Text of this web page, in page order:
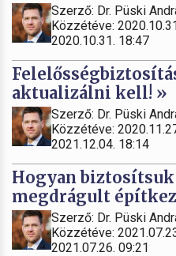
Szerző: Dr. Püski
Közzétéve:
2020.10.31. 18:47
aktualizálni kell! »
Szerző: Dr. Püski
Közzétéve:
2021.12.04. 18:14
Hogyan
megdrágult
Szerző: Dr. Püski
Közzétéve:
2021.07.26. 09:21